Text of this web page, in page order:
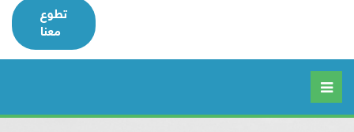
تطوع
معنا